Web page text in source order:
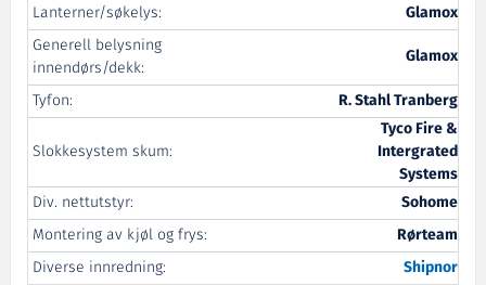
Lanterner/søkelys:
Glamox
Generell belysning
innendørs/dekk:
Glamox
Tyfon:
R. Stahl Tranberg
Slokkesystem skum:
Tyco Fire &
Intergrated
Systems
Div. nettutstyr:
Sohome
Montering av kjøl og frys:
Rørteam
Diverse innredning:
Shipnor